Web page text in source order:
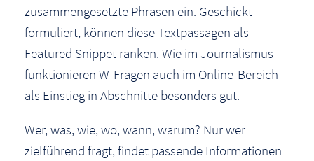
zusammengesetzte Phrasen ein. Geschickt
formuliert, können diese Textpassagen als
Featured Snippet ranken. Wie im Journalismus
funktionieren W-Fragen auch im Online-Bereich
als Einstieg in Abschnitte besonders gut.
Wer, was, wie, wo, wann, warum? Nur wer
zielführend fragt, findet passende Informationen